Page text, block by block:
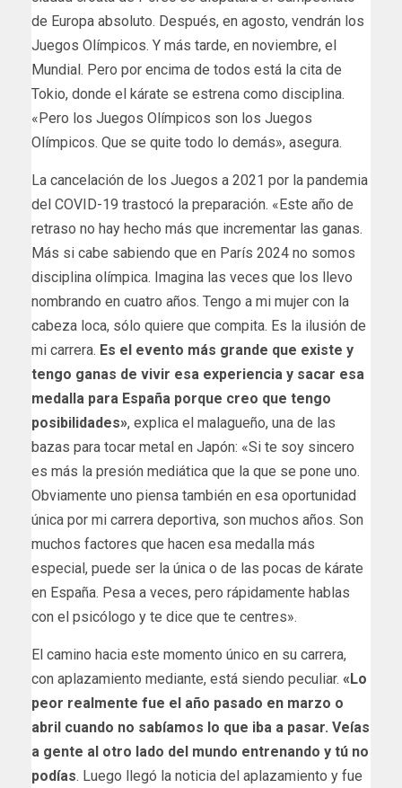
de Europa absoluto. Después, en agosto, vendrán los
Juegos Olímpicos. Y más tarde, en noviembre, el
Mundial. Pero por encima de todos está la cita de
Tokio, donde el kárate se estrena como disciplina.
«Pero los Juegos Olímpicos son los Juegos
Olímpicos. Que se quite todo lo demás», asegura.
La cancelación de los Juegos a 2021 por la pandemia
del COVID-19 trastocó la preparación. «Este año de
retraso no hay hecho más que incrementar las ganas.
Más si cabe sabiendo que en París 2024 no somos
disciplina olímpica. Imagina las veces que los llevo
nombrando en cuatro años. Tengo a mi mujer con la
cabeza loca, sólo quiere que compita. Es la ilusión de
mi carrera. Es el evento más grande que existe y
tengo ganas de vivir esa experiencia y sacar esa
medalla para España porque creo que tengo
posibilidades», explica el malagueño, una de las
bazas para tocar metal en Japón: «Si te soy sincero
es más la presión mediática que la que se pone uno.
Obviamente uno piensa también en esa oportunidad
única por mi carrera deportiva, son muchos años. Son
muchos factores que hacen esa medalla más
especial, puede ser la única o de las pocas de kárate
en España. Pesa a veces, pero rápidamente hablas
con el psicólogo y te dice que te centres».
El camino hacia este momento único en su carrera,
con aplazamiento mediante, está siendo peculiar. «Lo
peor realmente fue el año pasado en marzo o
abril cuando no sabíamos lo que iba a pasar. Veías
a gente al otro lado del mundo entrenando y tú no
podías. Luego llegó la noticia del aplazamiento y fue